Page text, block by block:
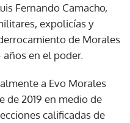
Fernando Camacho,
expolicías y
de Morales
años en el poder.
a Evo Morales
de 2019 en medio de
calificadas de